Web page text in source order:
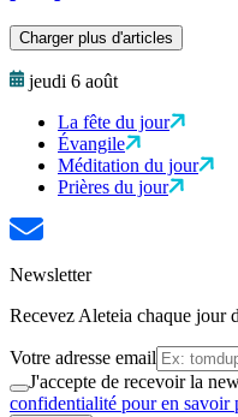
Charger plus d'articles
jeudi 6 août
La fête du jour
Évangile
Méditation du jour
Prières du jour
Newsletter
Recevez Aleteia chaque jour
Votre adresse email
J'accepte de recevoir la
confidentialité pour en savoir